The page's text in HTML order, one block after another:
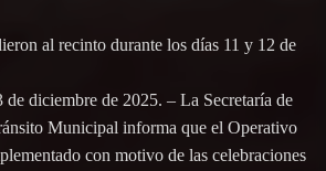
al recinto durante los días 11 y 12 de
diciembre de 2025. – La Secretaría de
Municipal informa que el Operativo
con motivo de las celebraciones